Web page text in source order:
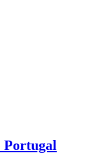
Portugal